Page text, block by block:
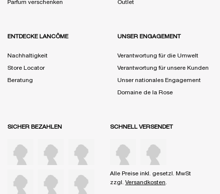
Parfum verschenken Outlet
ENTDECKE LANCÔME
Nachhaltigkeit
Store Locator
Beratung
UNSER ENGAGEMENT
Verantwortung für die Umwelt
Verantwortung für unsere Kunden
Unser nationales Engagement
Domaine de la Rose
SICHER BEZAHLEN SCHNELL VERSENDET
Alle Preise inkl. gesetzl. MwSt
zzgl. Versandkosten